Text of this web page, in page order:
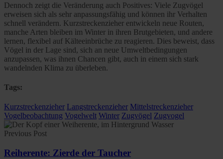
Dennoch zeigt die Veränderung auch Positives: Viele Zugvögel
erweisen sich als sehr anpassungsfähig und können ihr Verhalten
schnell verändern. Kurzstreckenzieher entwickeln neue Routen,
manche Arten bleiben im Winter in ihren Brutgebieten, und andere
lernen, flexibel auf Kälteeinbrüche zu reagieren. Dies beweist, dass
Vögel in der Lage sind, sich an neue Umweltbedingungen
anzupassen, was ihnen Chancen gibt, auch in einem sich stark
wandelnden Klima zu überleben.
Tags:
Kurzstreckenzieher Langstreckenzieher Mittelstreckenzieher
Vogelbeobachtung Vogelwelt Winter Zugvögel Zugvogel
Previous Post
Reiherente: Zierde der Taucher